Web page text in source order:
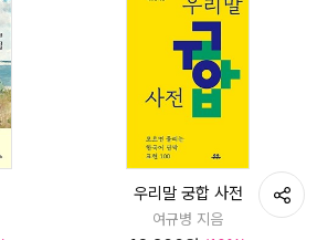
우리말 궁합 사전
여규병 지음